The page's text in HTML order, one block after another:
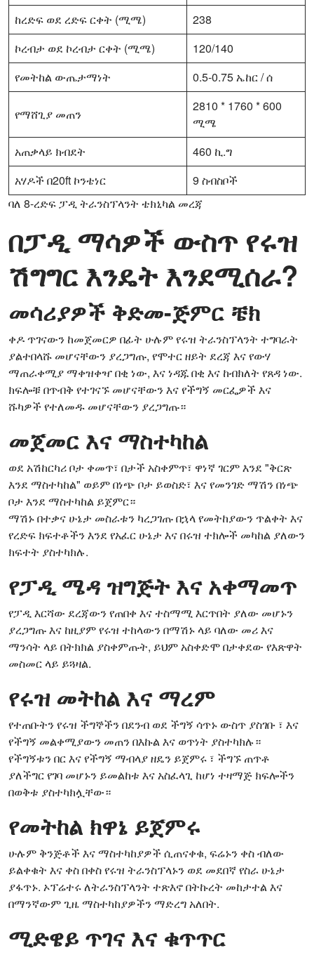
ከረድፍ ወደ ረድፍ ርቀት (ሚሜ)
238
ኮረብታ ወደ ኮረብታ ርቀት (ሚሜ)
120/140
የመትከል ውጤታማነት
0.5-0.75 ኤከር / ሰ
የማሸጊያ መጠን
2810 * 1760 * 600
ሚሜ
አጠቃላይ ክብደት
460 ኪ.ግ
አሃዶች በ20ft ኮንቴነር
9 ስብስቦች
ባለ 8-ረድፍ ፓዲ ትራንስፕላንት ቴክኒካል መረጃ
በፓዲ ማሳዎች ውስጥ የሩዝ
ሽግግር እንዴት እንደሚሰራ?
መሳሪያዎች ቅድመ-ጅምር ቼክ
ቀዶ ጥገናውን ከመጀመርዎ በፊት ሁሉም የሩዝ ትራንስፕላንት ተግባራት
ያልተበላሹ መሆናቸውን ያረጋግጡ, የሞተር ዘይት ደረጃ እና የውሃ
ማጠራቀሚያ ማቀዝቀዣ በቂ ነው, እና ነዳጁ በቂ እና ከብክለት የጸዳ ነው.
ክፍሎቹ በጥብቅ የተገናኙ መሆናቸውን እና የችግኝ መርፌዎች እና
ሹካዎች የተለመዱ መሆናቸውን ያረጋግጡ።
መጀመር እና ማስተካከል
ወደ አሽከርካሪ ቦታ ቀመጥ፣ በታች አስቀምጥ፣ ዋነኛ ገርም እንደ "ቅርጽ
እንደ ማስተካከል" ወይም በነጭ ቦታ ይወስድ፣ እና የመንገድ ማሽን በነጭ
ቦታ እንደ ማስተካከል ይጀምር።
ማሽኑ በተቃና ሁኔታ መስራቱን ካረጋገጡ በኋላ የመትከያውን ጥልቀት እና
የረድፍ ክፍተቶችን እንደ የአፈር ሁኔታ እና በሩዝ ተክሎች መካከል ያለውን
ክፍተት ያስተካክሉ.
የፓዲ ሜዳ ዝግጅት እና አቀማመጥ
የፓዲ እርሻው ደረጃውን የጠበቀ እና ተስማሚ እርጥበት ያለው መሆኑን
ያረጋግጡ እና ከዚያም የሩዝ ተከላውን በማሽኑ ላይ ባለው መሪ እና
ማንሳት ላይ በትክክል ያስቀምጡት, ይህም አስቀድሞ በታቀደው የእጽዋት
መስመር ላይ ይጓዛል.
የሩዝ መትከል እና ማረም
የተጠቡትን የሩዝ ችግኞችን በደንብ ወደ ችግኝ ሳጥኑ ውስጥ ያስገቡ ፣ እና
የችግኝ መልቀሚያውን መጠን በእኩል እና ወጥነት ያስተካክሉ።
የችግኝቱን በር እና የችግኝ ማብላያ ዘዴን ይጀምሩ ፣ ችግኙ ጠጥቶ
ያለችግር የገባ መሆኑን ይመልከቱ እና አስፈላጊ ከሆነ ተዛማጅ ክፍሎችን
በወቅቱ ያስተካክሏቸው።
የመትከል ክዋኔ ይጀምሩ
ሁሉም ቅንጅቶች እና ማስተካከያዎች ሲጠናቀቁ, ፍሬኑን ቀስ ብለው
ይልቀቁት እና ቀስ በቀስ የሩዝ ትራንስፕላኑን ወደ መደበኛ የስራ ሁኔታ
ያፋጥኑ. ኦፕሬተሩ ለትራንስፕላንት ተጽእኖ በትኩረት መከታተል እና
በማንኛውም ጊዜ ማስተካከያዎችን ማድረግ አለበት.
ሚድዌይ ጥገና እና ቁጥጥር